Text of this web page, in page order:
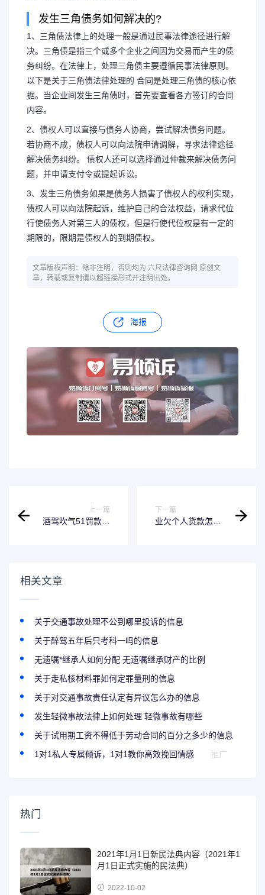
发生三角债务如何解决的?
1、三角债法律上的处理一般是通过民事法律途径进行解
决。三角债是指三个或多个企业之间因为交易而产生的债
务纠纷。在法律上，处理三角债主要遵循民事法律原则。
以下是关于三角债法律处理的 合同是处理三角债的核心依
据。当企业间发生三角债时，首先要查看各方签订的合同
内容。
2、债权人可以直接与债务人协商，尝试解决债务问题。
若协商不成，债权人可以向法院申请调解，寻求法律途径
解决债务纠纷。 债权人还可以选择通过仲裁来解决债务问
题，并申请支付令或提起诉讼。
3、发生三角债务如果是债务人损害了债权人的权利实现，
债权人可以向法院起诉，维护自己的合法权益，请求代位
行使债务人对第三人的债权，但是行使代位权是有一定的
期限的，限期是债权人的到期债权。
文章版权声明：除非注明，否则均为 六尺法律咨询网 原创文
章，转载或复制请以超链接形式并注明出处。
海报
上一篇
酒驾吹气51罚款金
下一篇
业欠个人货款怎么
相关文章
关于交通事故处理不公到哪里投诉的信息
关于醉驾五年后只考科一吗的信息
无遗嘱*继承人如何分配 无遗嘱继承财产的比例
关于走私核材料罪如何定罪量刑的信息
关于对交通事故责任认定有异议怎么办的信息
发生轻微事故法律上如何处理 轻微事故有哪些
关于试用期工资不得低于劳动合同的百分之多少的信息
1对1私人专属倾诉，1对1教你高效挽回情感
推广
热门
2021年1月1日新民法典内容（2021年1
月1日正式实施的民法典）
2022-10-02